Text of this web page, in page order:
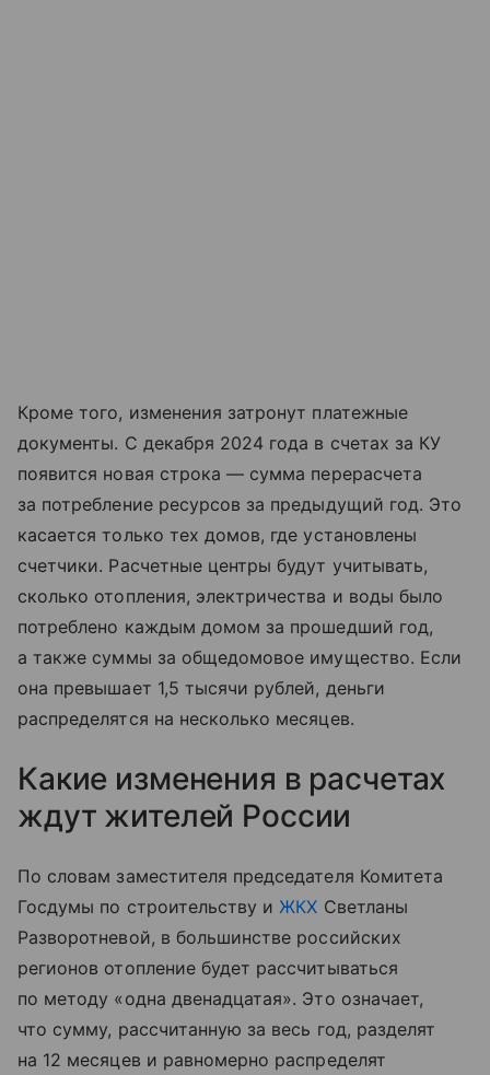
Кроме того, изменения затронут платежные
документы. С декабря 2024 года в счетах за КУ
появится новая строка — сумма перерасчета
за потребление ресурсов за предыдущий год. Это
касается только тех домов, где установлены
счетчики. Расчетные центры будут учитывать,
сколько отопления, электричества и воды было
потреблено каждым домом за прошедший год,
а также суммы за общедомовое имущество. Если
она превышает 1,5 тысячи рублей, деньги
распределятся на несколько месяцев.
Какие изменения в расчетах
ждут жителей России
По словам заместителя председателя Комитета
Госдумы по строительству иЖКХ Светланы
Разворотневой, в большинстве российских
регионов отопление будет рассчитываться
по методу «одна двенадцатая». Это означает,
что сумму, рассчитанную за весь год, разделят
на 12 месяцев и равномерно распределят